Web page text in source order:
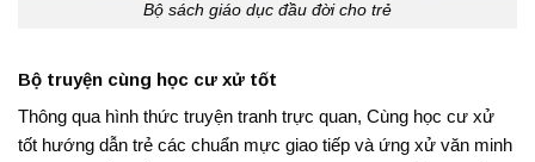
Bộ sách giáo dục đầu đời cho trẻ
Bộ truyện cùng học cư xử tốt
Thông qua hình thức truyện tranh trực quan, Cùng học cư xử
tốt hướng dẫn trẻ các chuẩn mực giao tiếp và ứng xử văn minh